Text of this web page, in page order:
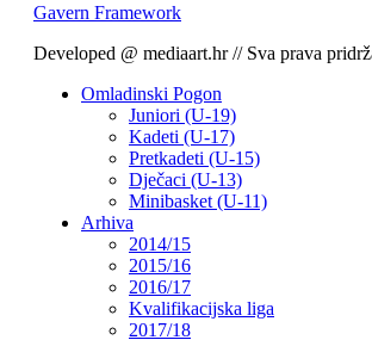
Gavern Framework
Developed @ mediaart.hr // Sva prava
Omladinski Pogon
Juniori (U-19)
Kadeti (U-17)
Pretkadeti (U-15)
Dječaci (U-13)
Minibasket (U-11)
Arhiva
2014/15
2015/16
2016/17
Kvalifikacijska liga
2017/18